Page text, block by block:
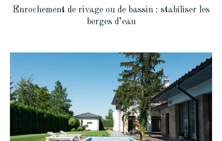
Enrochement de rivage ou de bassin : stabiliser les
berges d’eau